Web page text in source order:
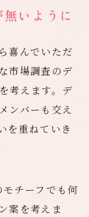
いように
喜んでいただ
市場調査のデ
考えます。デ
ンバーも交え
を重ねていき
チーフでも何
案を考えま